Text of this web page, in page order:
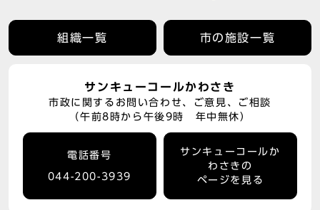
組織一覧 市の施設一覧
サンキューコールかわさき
市政に関するお問い合わせ、ご意見、ご相談
（午前8時から午後9時 年中無休）
電話番号
044-200-3939
サンキューコールか
わさきの
ページを見る